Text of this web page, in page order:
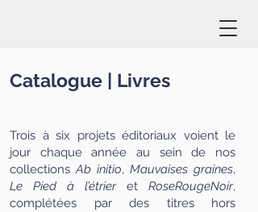
Catalogue | Livres
Trois à six projets éditoriaux voient le
jour chaque année au sein de nos
collectionsAb initio, Mauvaises graines,
Le Pied à l’étrier et RoseRougeNoir,
complétées par des titres hors